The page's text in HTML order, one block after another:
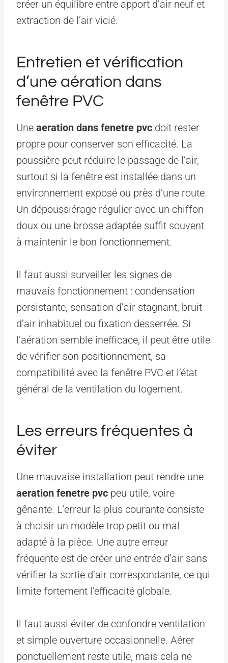
créer un équilibre entre apport d’air neuf et
extraction de l’air vicié.
Entretien et vérification
d’une aération dans
fenêtre PVC
Une aeration dans fenetre pvc doit rester
propre pour conserver son efficacité. La
poussière peut réduire le passage de l’air,
surtout si la fenêtre est installée dans un
environnement exposé ou près d’une route.
Un dépoussiérage régulier avec un chiffon
doux ou une brosse adaptée suffit souvent
à maintenir le bon fonctionnement.
Il faut aussi surveiller les signes de
mauvais fonctionnement : condensation
persistante, sensation d’air stagnant, bruit
d’air inhabituel ou fixation desserrée. Si
l’aération semble inefficace, il peut être utile
de vérifier son positionnement, sa
compatibilité avec la fenêtre PVC et l’état
général de la ventilation du logement.
Les erreurs fréquentes à
éviter
Une mauvaise installation peut rendre une
aeration fenetre pvc peu utile, voire
gênante. L’erreur la plus courante consiste
à choisir un modèle trop petit ou mal
adapté à la pièce. Une autre erreur
fréquente est de créer une entrée d’air sans
vérifier la sortie d’air correspondante, ce qui
limite fortement l’efficacité globale.
Il faut aussi éviter de confondre ventilation
et simple ouverture occasionnelle. Aérer
ponctuellement reste utile, mais cela ne